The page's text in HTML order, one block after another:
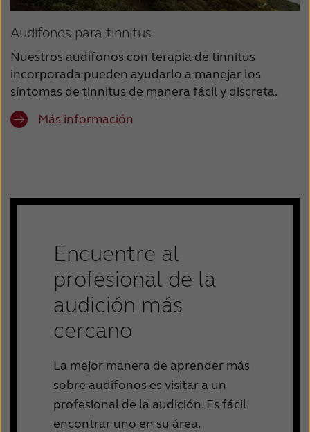
Audífonos para tinnitus
Nuestros audífonos con terapia de tinnitus
incorporada pueden ayudarlo a manejar los
síntomas de tinnitus de manera fácil y discreta.
Más información
Encuentre al
profesional de la
audición más
cercano
La mejor manera de aprender más
sobre audífonos es visitar a un
profesional de la audición. Es fácil
encontrar uno en su área.